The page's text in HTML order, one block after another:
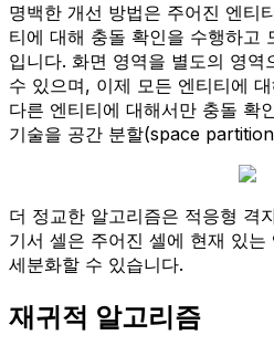
명백한 개선 방법은 주어진 엔티
티에 대해 충돌 확인을 수행하고
입니다. 화면 영역을 별도의 영
수 있으며, 이제 모든 엔티티에
다른 엔티티에 대해서만 충돌 확
기술을 공간 분할(space
더 정교한 알고리즘은 적응형 격
기서 셀은 주어진 셀에 현재 있
세분화할 수 있습니다.
재귀적 알고리즘